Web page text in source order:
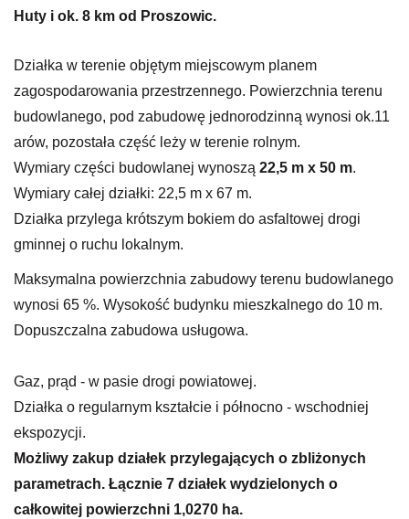
Huty i ok. 8 km od Proszowic.
Działka w terenie objętym miejscowym planem
zagospodarowania przestrzennego. Powierzchnia terenu
budowlanego, pod zabudowę jednorodzinną wynosi ok.11
arów, pozostała część leży w terenie rolnym.
Wymiary części budowlanej wynoszą 22,5 m x 50 m.
Wymiary całej działki: 22,5 m x 67 m.
Działka przylega krótszym bokiem do asfaltowej drogi
gminnej o ruchu lokalnym.
Maksymalna powierzchnia zabudowy terenu budowlanego
wynosi 65 %. Wysokość budynku mieszkalnego do 10 m.
Dopuszczalna zabudowa usługowa.
Gaz, prąd - w pasie drogi powiatowej.
Działka o regularnym kształcie i północno - wschodniej
ekspozycji.
Możliwy zakup działek przylegających o zbliżonych
parametrach. Łącznie 7 działek wydzielonych o
całkowitej powierzchni 1,0270 ha.